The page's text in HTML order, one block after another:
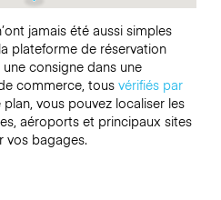
jamais été aussi simples
plateforme de réservation
consigne dans une
commerce, tous vérifiés par
vous pouvez localiser les
aéroports et principaux sites
vos bagages.